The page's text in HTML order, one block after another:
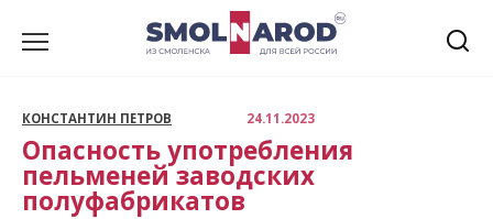
КОНСТАНТИН ПЕТРОВ 24.11.2023
Опасность употребления
пельменей заводских
полуфабрикатов